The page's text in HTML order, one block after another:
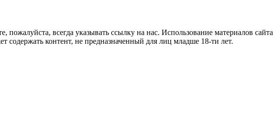
пожалуйста, всегда указывать ссылку на нас. Использование материалов сайта
содержать контент, не предназначенный для лиц младше 18-ти лет.